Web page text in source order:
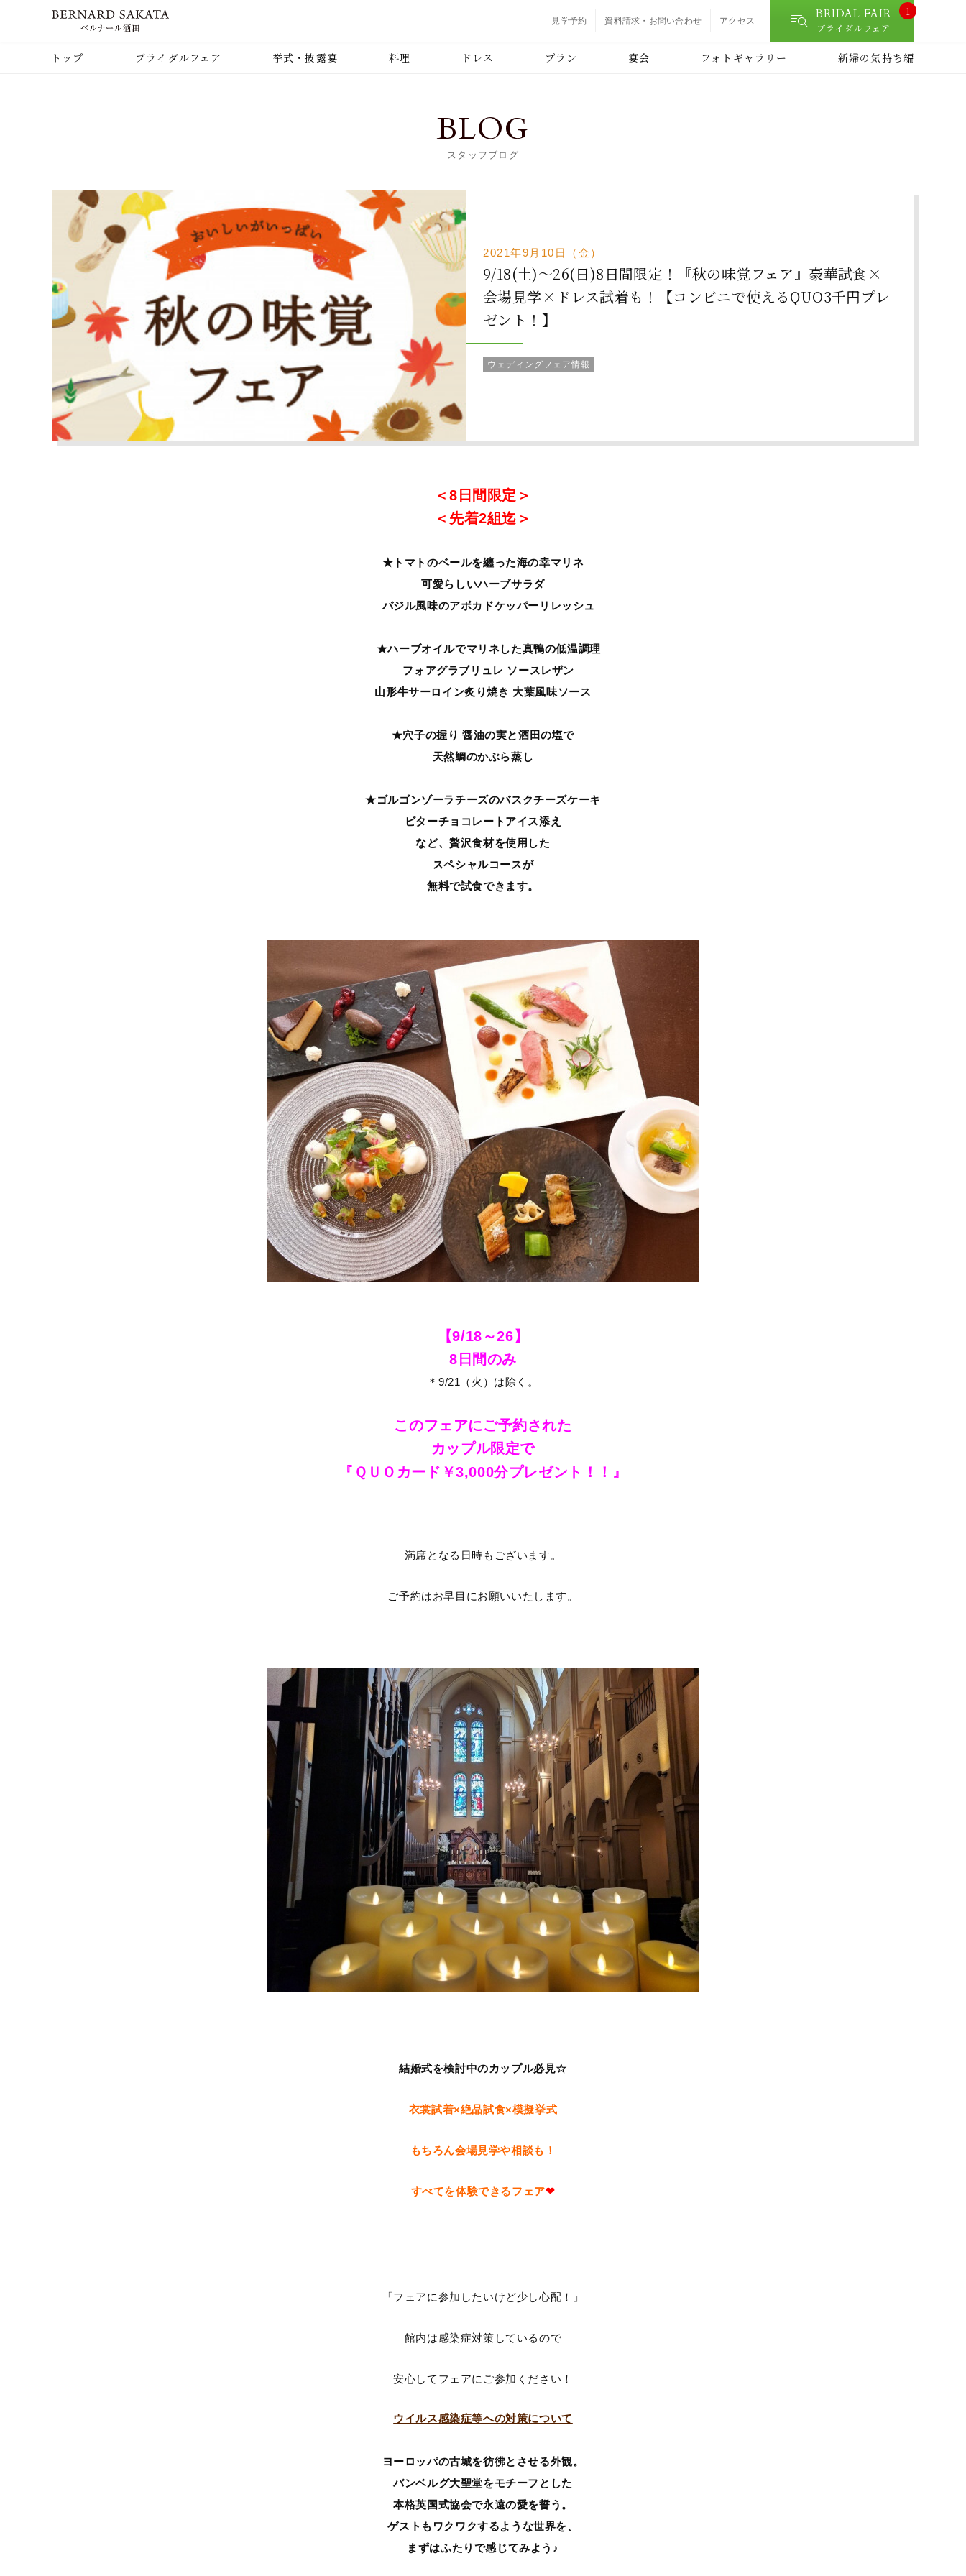
見学予約 資料請求・お問い合わせ アクセス BRIDAL FAIR
ブライダルフェア
1
トップ ブライダルフェア 挙式・披露宴 料理 ドレス プラン 宴会 フォトギャラリー 新婦の気持ち編
BLOG
スタッフブログ
2021年9月10日（金）
9/18(土)～26(日)8日間限定！『秋の味覚フェア』豪華試食×
会場見学×ドレス試着も！【コンビニで使えるQUO3千円プレ
ゼント！】
ウェディングフェア情報
＜8日間限定＞
＜先着2組迄＞
★トマトのベールを纏った海の幸マリネ
可愛らしいハーブサラダ
バジル風味のアボカドケッパーリレッシュ
★ハーブオイルでマリネした真鴨の低温調理
フォアグラブリュレ ソースレザン
山形牛サーロイン炙り焼き 大葉風味ソース
★穴子の握り 醤油の実と酒田の塩で
天然鯛のかぶら蒸し
★ゴルゴンゾーラチーズのバスクチーズケーキ
ビターチョコレートアイス添え
など、贅沢食材を使用した
スペシャルコースが
無料で試食できます。
【9/18～26】
8日間のみ
＊9/21（火）は除く。
このフェアにご予約された
カップル限定で
『ＱＵＯカード ￥3,000分プレゼント！！』
満席となる日時もございます。
ご予約はお早目にお願いいたします。
結婚式を検討中のカップル必見☆
衣裳試着×絶品試食×模擬挙式
もちろん会場見学や相談も！
すべてを体験できるフェア❤
「フェアに参加したいけど少し心配！」
館内は感染症対策しているので
安心してフェアにご参加ください！
ウイルス感染症等への対策について
ヨーロッパの古城を彷彿とさせる外観。
バンベルグ大聖堂をモチーフとした
本格英国式協会で永遠の愛を誓う。
ゲストもワクワクするような世界を、
まずはふたりで感じてみよう♪